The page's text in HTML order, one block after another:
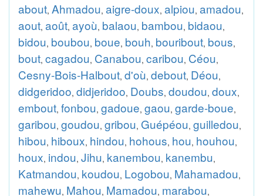
about, Ahmadou, aigre-doux, alpiou, amadou,
aout, août, ayoù, balaou, bambou, bidaou,
bidou, boubou, boue, bouh, bouribout, bous,
bout, cagadou, Canabou, caribou, Céou,
Cesny-Bois-Halbout, d'où, debout, Déou,
didgeridoo, didjeridoo, Doubs, doudou, doux,
embout, fonbou, gadoue, gaou, garde-boue,
garibou, goudou, gribou, Guépéou, guilledou,
hibou, hiboux, hindou, hohous, hou, houhou,
houx, indou, Jihu, kanembou, kanembu,
Katmandou, koudou, Logobou, Mahamadou,
mahewu, Mahou, Mamadou, marabou,